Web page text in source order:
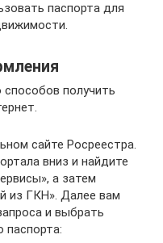
паспорта для
получить
сайте Росреестра.
вниз и найдите
а затем
из ГКН». Далее вам
и выбрать
паспорта: